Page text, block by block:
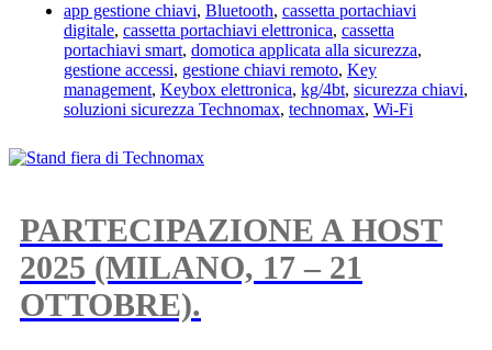
app gestione chiavi, Bluetooth, cassetta portachiavi
digitale, cassetta portachiavi elettronica, cassetta
portachiavi smart, domotica applicata alla sicurezza,
gestione accessi, gestione chiavi remoto, Key
management, Keybox elettronica, kg/4bt, sicurezza chiavi,
soluzioni sicurezza Technomax, technomax, Wi-Fi
PARTECIPAZIONE A HOST
2025 (MILANO, 17 – 21
OTTOBRE).